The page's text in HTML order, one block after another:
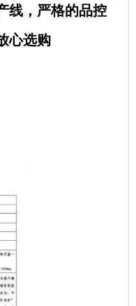
线，严格的品控
心选购